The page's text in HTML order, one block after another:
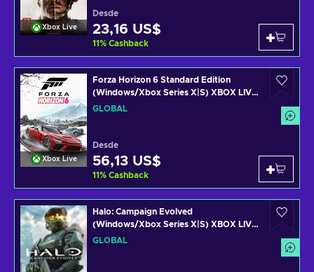
Xbox Live
Desde
23,16 US$
11% Cashback
Xbox Live
Forza Horizon 6 Standard Edition
(Windows/Xbox Series X|S) XBOX LIVE
Key GLOBAL
GLOBAL
Desde
56,13 US$
11% Cashback
Halo: Campaign Evolved
(Windows/Xbox Series X|S) XBOX LIVE
Key GLOBAL
GLOBAL